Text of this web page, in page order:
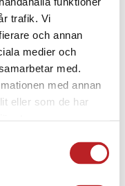
trafik. Vi
och annan
medier och
med.
med annan
eller som de har